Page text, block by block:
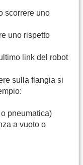
scorrere uno
uno rispetto
link del robot
sulla flangia si
pneumatica)
a vuoto o